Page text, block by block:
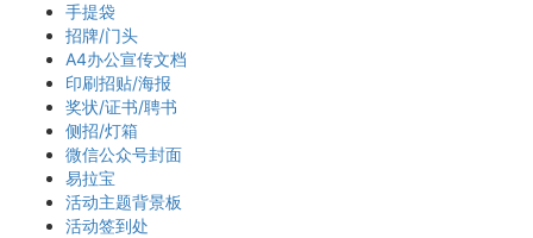
手提袋
招牌/门头
A4办公宣传文档
印刷招贴/海报
奖状/证书/聘书
侧招/灯箱
微信公众号封面
易拉宝
活动主题背景板
活动签到处